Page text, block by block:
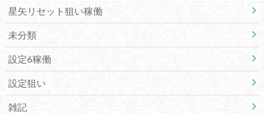
星矢リセット狙い稼働
未分類
設定6稼働
設定狙い
雑記